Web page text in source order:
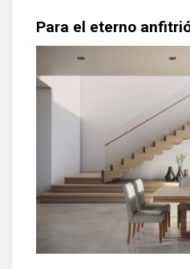
Para el eterno